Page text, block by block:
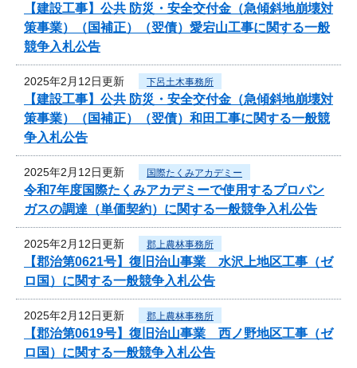
【建設工事】公共 防災・安全交付金（急傾斜地崩壊対
策事業）（国補正）（翌債）愛宕山工事に関する一般
競争入札公告
2025年2月12日更新 下呂土木事務所
【建設工事】公共 防災・安全交付金（急傾斜地崩壊対
策事業）（国補正）（翌債）和田工事に関する一般競
争入札公告
2025年2月12日更新 国際たくみアカデミー
令和7年度国際たくみアカデミーで使用するプロパン
ガスの調達（単価契約）に関する一般競争入札公告
2025年2月12日更新 郡上農林事務所
【郡治第0621号】復旧治山事業 水沢上地区工事（ゼ
ロ国）に関する一般競争入札公告
2025年2月12日更新 郡上農林事務所
【郡治第0619号】復旧治山事業 西ノ野地区工事（ゼ
ロ国）に関する一般競争入札公告